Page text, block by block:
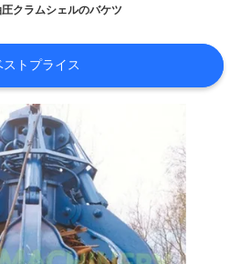
圧クラムシェルのバケツ
ストプライス